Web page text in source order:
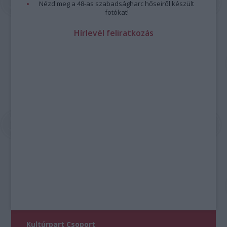
Nézd meg a 48-as szabadságharc hőseiről készült
fotókat!
Hírlevél feliratkozás
Kultúrpart Csoport